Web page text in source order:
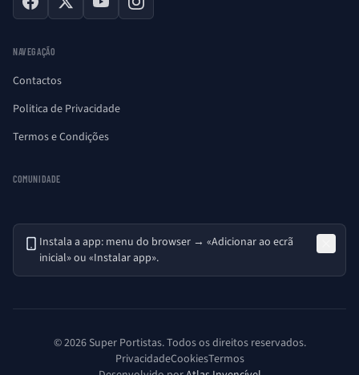
Facebook
X YouTubeInstagram
NAVEGAÇÃO
Contactos
Politica de Privacidade
Termos e Condições
COMUNIDADE
Instala a app: menu do browser → «Adicionar ao ecrã
inicial» ou «Instalar app».
© 2026 Super Portistas. Todos os direitos reservados.
PrivacidadeCookiesTermos